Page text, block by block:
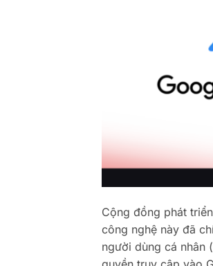
Cộng đồng phát
công nghệ này đã
người dùng cá nhân